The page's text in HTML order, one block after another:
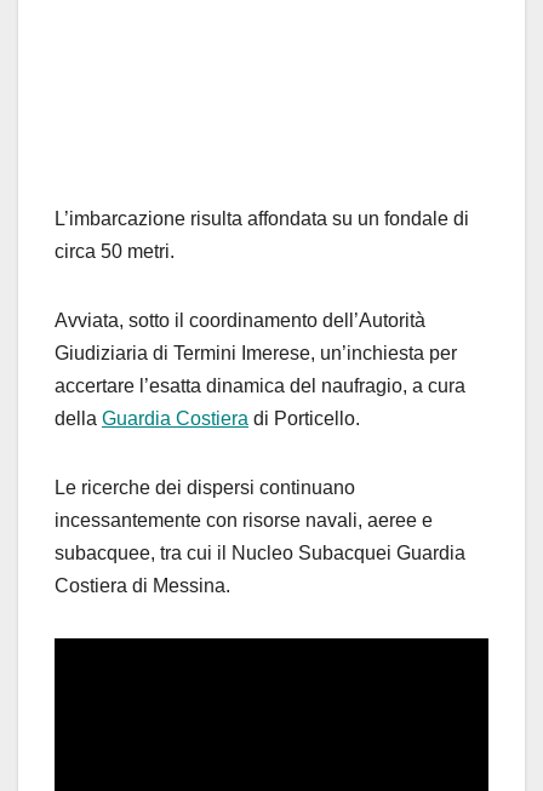
L’imbarcazione risulta affondata su un fondale di
circa 50 metri.
Avviata, sotto il coordinamento dell’Autorità
Giudiziaria di Termini Imerese, un’inchiesta per
accertare l’esatta dinamica del naufragio, a cura
della Guardia Costiera di Porticello.
Le ricerche dei dispersi continuano
incessantemente con risorse navali, aeree e
subacquee, tra cui il Nucleo Subacquei Guardia
Costiera di Messina.